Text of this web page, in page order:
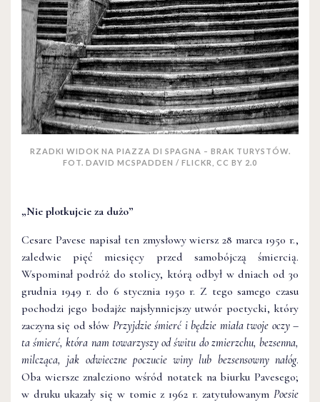
RZADKI WIDOK NA PIAZZA DI SPAGNA – BRAK TURYSTÓW.
FOT. DAVID MCSPADDEN / FLICKR, CC BY 2.0
„Nie plotkujcie za dużo”
Cesare Pavese napisał ten zmysłowy wiersz 28 marca 1950 r.,
zaledwie pięć miesięcy przed samobójczą śmiercią.
Wspominał podróż do stolicy, którą odbył w dniach od 30
grudnia 1949 r. do 6 stycznia 1950 r. Z tego samego czasu
pochodzi jego bodajże najsłynniejszy utwór poetycki, który
zaczyna się od słów Przyjdzie śmierć i będzie miała twoje oczy –
ta śmierć, która nam towarzyszy od świtu do zmierzchu, bezsenna,
milcząca, jak odwieczne poczucie winy lub bezsensowny nałóg.
Oba wiersze znaleziono wśród notatek na biurku Pavesego;
w druku ukazały się w tomie z 1962 r. zatytułowanym Poesie